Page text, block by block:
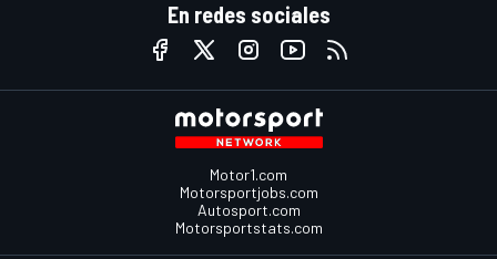
En redes sociales
Motor1.com
Motorsportjobs.com
Autosport.com
Motorsportstats.com